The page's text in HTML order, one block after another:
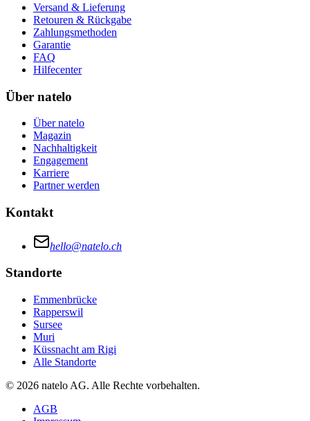
Versand & Lieferung
Retouren & Rückgabe
Zahlungsmethoden
Garantie
FAQ
Hilfecenter
Über natelo
Über natelo
Magazin
Nachhaltigkeit
Engagement
Karriere
Partner werden
Kontakt
hello@natelo.ch
Standorte
Emmenbrücke
Rapperswil
Sursee
Muri
Küssnacht am Rigi
Alle Standorte
© 2026 natelo AG. Alle Rechte vorbehalten.
AGB